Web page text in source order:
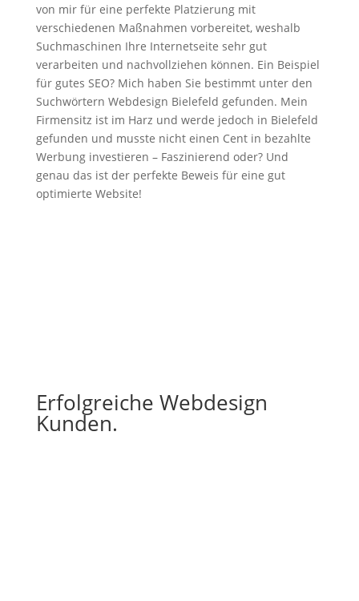
von mir für eine perfekte Platzierung mit
verschiedenen Maßnahmen vorbereitet, weshalb
Suchmaschinen Ihre Internetseite sehr gut
verarbeiten und nachvollziehen können. Ein Beispiel
für gutes SEO? Mich haben Sie bestimmt unter den
Suchwörtern Webdesign Bielefeld gefunden. Mein
Firmensitz ist im Harz und werde jedoch in Bielefeld
gefunden und musste nicht einen Cent in bezahlte
Werbung investieren – Faszinierend oder? Und
genau das ist der perfekte Beweis für eine gut
optimierte Website!
Erfolgreiche Webdesign
Kunden.